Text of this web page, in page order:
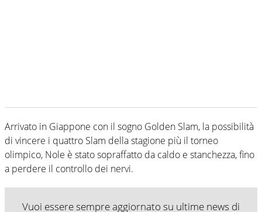
Arrivato in Giappone con il sogno Golden Slam, la possibilità
di vincere i quattro Slam della stagione più il torneo
olimpico, Nole è stato sopraffatto da caldo e stanchezza, fino
a perdere il controllo dei nervi.
Vuoi essere sempre aggiornato su ultime news di